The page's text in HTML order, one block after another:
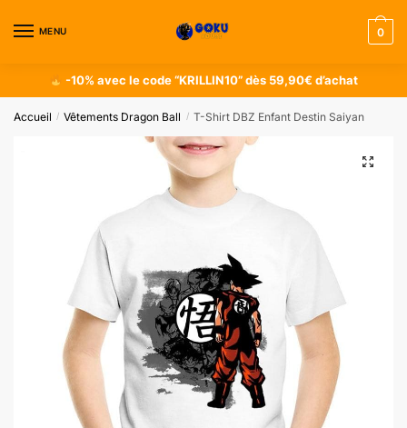
MENU 0
-10% avec le code “KRILLIN10” dès 59,90€ d’achat
Accueil / Vêtements Dragon Ball / T-Shirt DBZ Enfant Destin Saiyan